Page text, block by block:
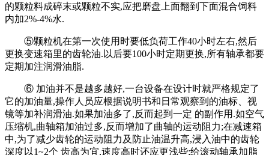
的颗粒料成碎末或颗粒不实,应把磨盘上面翻到下面混合饲料
内加2%-4%水.
⑤颗粒机在第一次使用时要低负荷工作40小时左右,然后
更换变速箱里的齿轮油.以后要100小时定期更换,所有轴承都要
定期加注润滑油脂.
⑥ 加油并不是越多越好,一台设备在设计时就严格规定了
它的加油量,操作人员应根据说明书和日常观察到的油标、视
镜等加补润滑油.如果加油多了,反而起到一定 的副作用.如空气
压缩机,曲轴箱加油过多,反而增加了曲轴的运动阻力;在减速箱
中,为了减少齿轮的运动阻力及防止油温升高,浸入油中的齿轮
深度以1~2个 齿高为宜,速度高时还应更浅些;给滚动轴承加脂